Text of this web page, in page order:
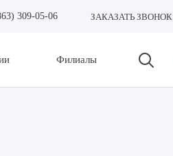
309-05-06 ЗАКАЗАТЬ ЗВОНОК
Филиалы